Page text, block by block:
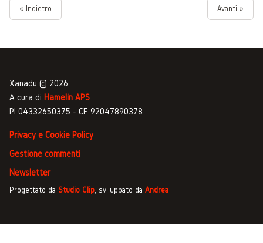
« Indietro Avanti »
Xanadu © 2026
A cura di Hamelin APS
PI 04332650375 - CF 92047890378
Privacy e Cookie Policy
Gestione commenti
Newsletter
Progettato da Studio Clip, sviluppato da Andrea